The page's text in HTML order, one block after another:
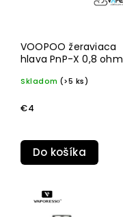
VOOPOO žeraviaca
hlava PnP-X 0,8 ohm
Skladom (>5 ks)
€4
Do košíka